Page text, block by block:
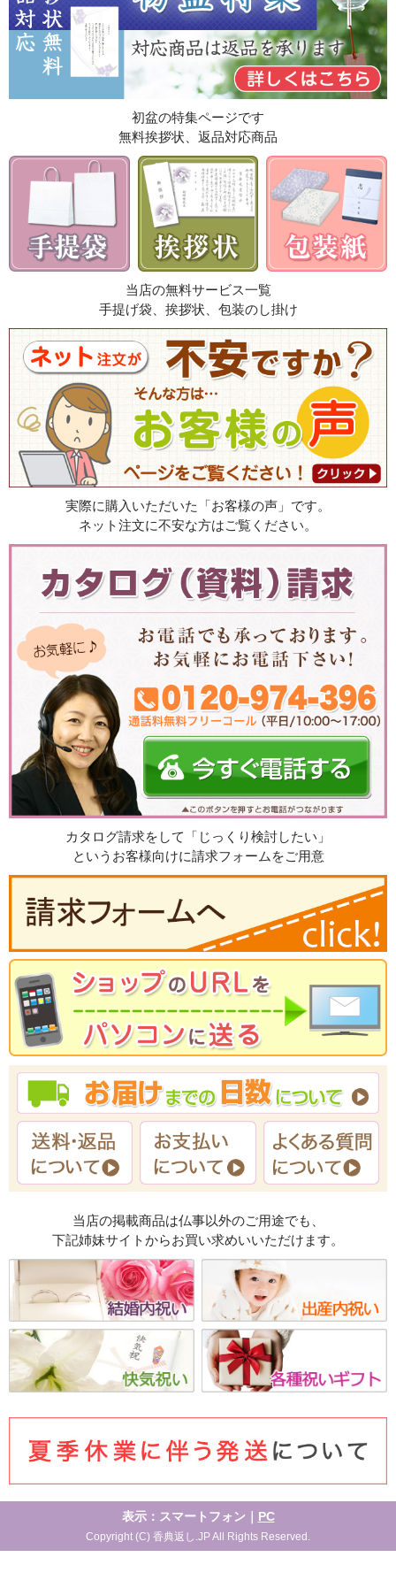
初盆の特集ページです
無料挨拶状、返品対応商品
当店の無料サービス一覧
手提げ袋、挨拶状、包装のし掛け
実際に購入いただいた「お客様の声」です。
ネット注文に不安な方はご覧ください。
カタログ請求をして「じっくり検討したい」
というお客様向けに請求フォームをご用意
当店の掲載商品は仏事以外のご用途でも、
下記姉妹サイトからお買い求めいいただけます。
表示：スマートフォン｜ PC
Copyright (C) 香典返し.JP All Rights Reserved.